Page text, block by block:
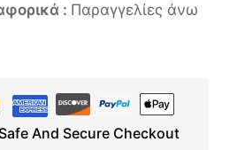
: Παραγγελίες άνω
And Secure Checkout